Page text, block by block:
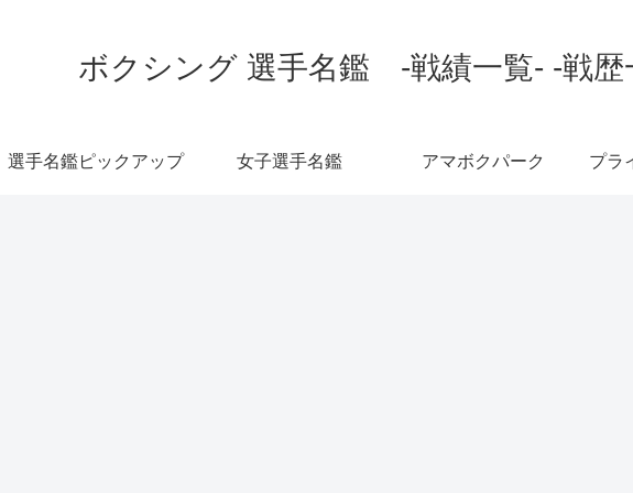
ボクシング 選手名鑑 -戦績一覧- -戦歴
選手名鑑ピックアップ 女子選手名鑑 アマボクパーク プラ